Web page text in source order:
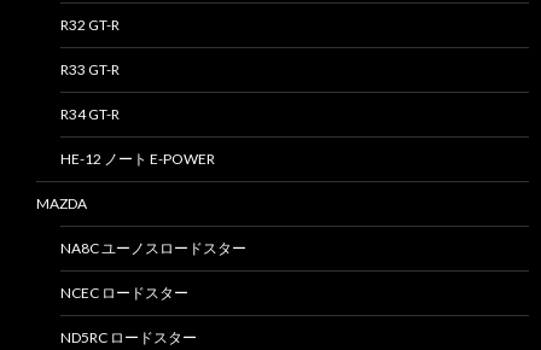
R32 GT-R
R33 GT-R
R34 GT-R
HE-12 ノート E-POWER
MAZDA
NA8C ユーノスロードスター
NCEC ロードスター
ND5RC ロードスター